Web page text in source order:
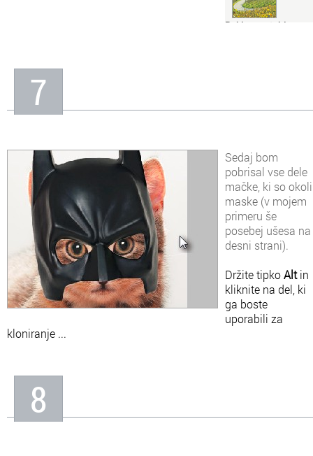
realističen odstranite
gube okoli oči.
Reklamna tabla v
7
Sedaj bom
pobrisal vse dele
mačke, ki so okoli
maske (v mojem
primeru še
posebej ušesa na
desni strani).
Držite tipkoAltin
kliknite na del, ki
ga boste
uporabili za
kloniranje ...
8